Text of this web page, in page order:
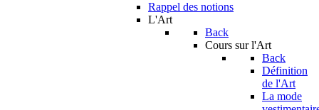
Rappel des notions
L'Art
Back
Cours sur l'Art
Back
Définition
de l'Art
La mode